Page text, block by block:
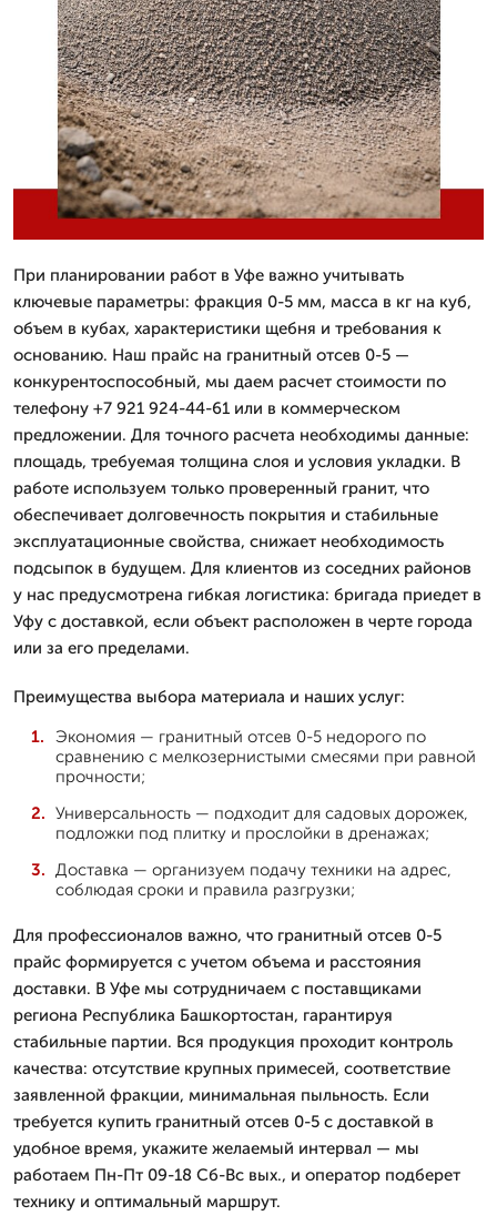
При планировании работ в Уфе важно учитывать
ключевые параметры: фракция 0-5 мм, масса в кг на куб,
объем в кубах, характеристики щебня и требования к
основанию. Наш прайс на гранитный отсев 0-5 —
конкурентоспособный, мы даем расчет стоимости по
телефону +7 921 924-44-61 или в коммерческом
предложении. Для точного расчета необходимы данные:
площадь, требуемая толщина слоя и условия укладки. В
работе используем только проверенный гранит, что
обеспечивает долговечность покрытия и стабильные
эксплуатационные свойства, снижает необходимость
подсыпок в будущем. Для клиентов из соседних районов
у нас предусмотрена гибкая логистика: бригада приедет в
Уфу с доставкой, если объект расположен в черте города
или за его пределами.
Преимущества выбора материала и наших услуг:
Экономия — гранитный отсев 0-5 недорого по
сравнению с мелкозернистыми смесями при равной
прочности;
Универсальность — подходит для садовых дорожек,
подложки под плитку и прослойки в дренажах;
Доставка — организуем подачу техники на адрес,
соблюдая сроки и правила разгрузки;
Для профессионалов важно, что гранитный отсев 0-5
прайс формируется с учетом объема и расстояния
доставки. В Уфе мы сотрудничаем с поставщиками
региона Республика Башкортостан, гарантируя
стабильные партии. Вся продукция проходит контроль
качества: отсутствие крупных примесей, соответствие
заявленной фракции, минимальная пыльность. Если
требуется купить гранитный отсев 0-5 с доставкой в
удобное время, укажите желаемый интервал — мы
работаем Пн-Пт 09-18 Сб-Вс вых., и оператор подберет
технику и оптимальный маршрут.